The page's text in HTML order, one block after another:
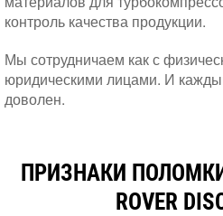
контроль качества продукции.
Мы сотрудничаем как с
юридическими лицами. И
доволен.
ПРИЗНАКИ
ROVER